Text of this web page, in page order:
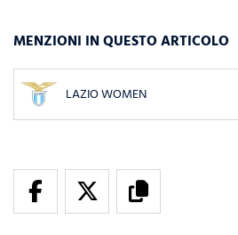
MENZIONI IN QUESTO ARTICOLO
LAZIO WOMEN